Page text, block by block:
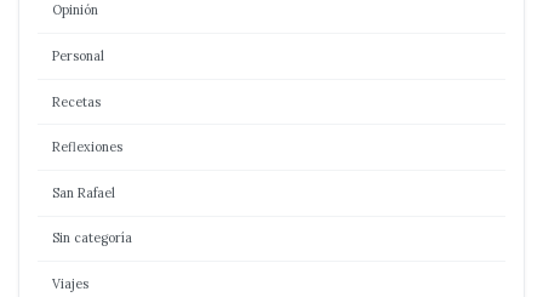
Opinión
Personal
Recetas
Reflexiones
San Rafael
Sin categoría
Viajes